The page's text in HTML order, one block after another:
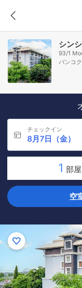
シン
93/1
バンコ
チェックイン
8月7日（金）
1 部屋
空